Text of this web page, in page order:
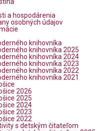
a hospodárenia
osobných údajov
knihovníka
knihovníka 2025
knihovníka 2024
knihovníka 2023
knihovníka 2022
knihovníka 2021
2026
2025
2024
2023
2022
s detským čitateľom